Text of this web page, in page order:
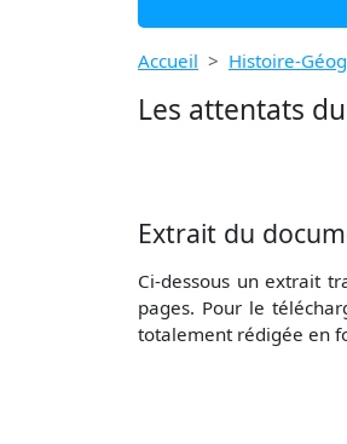
Accueil Histoire-
Les attentats
Extrait du
Ci-dessous un extrait
pages. Pour le
totalement rédigée en